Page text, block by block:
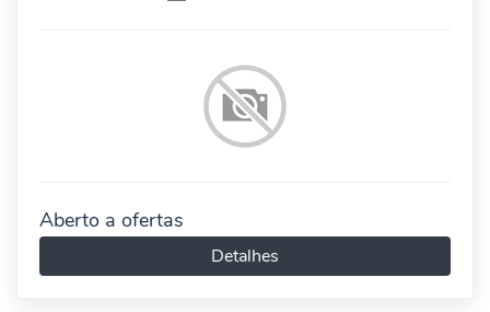
Aberto a ofertas
Detalhes